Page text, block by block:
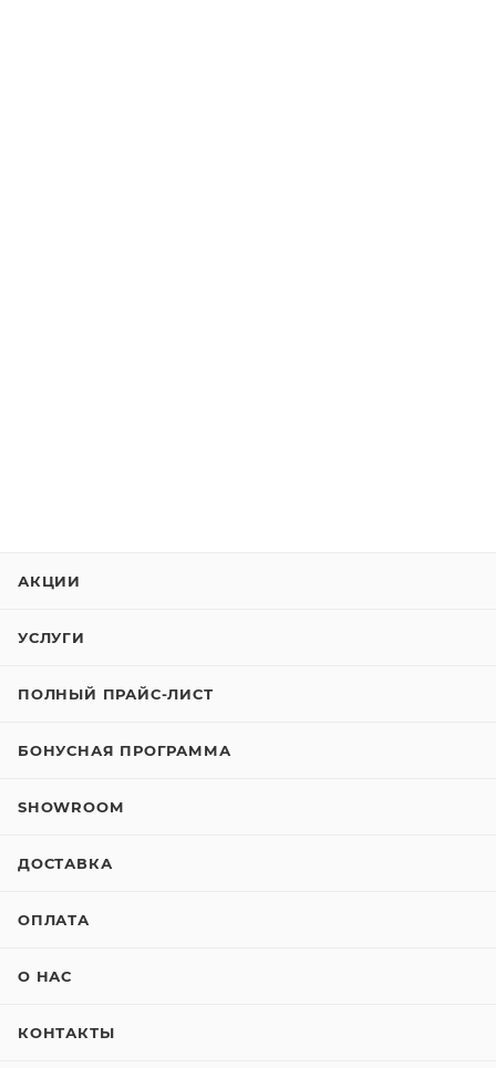
АКЦИИ
УСЛУГИ
ПОЛНЫЙ ПРАЙС-ЛИСТ
БОНУСНАЯ ПРОГРАММА
SHOWROOM
ДОСТАВКА
ОПЛАТА
О НАС
КОНТАКТЫ